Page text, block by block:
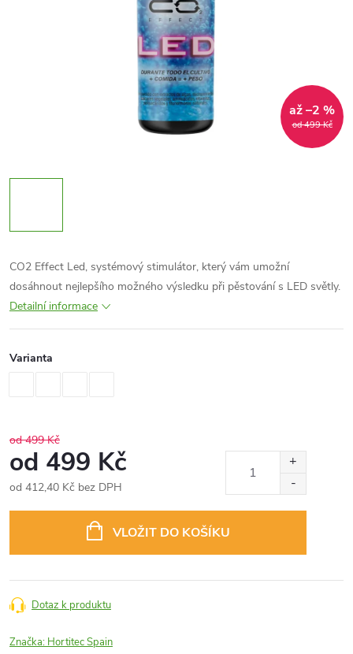
od 499 Kč
až –2 %
CO2 Effect Led, systémový stimulátor, který vám umožní
dosáhnout nejlepšího možného výsledku při pěstování s LED světly.
Detailní informace
Varianta
od 499 Kč
od 499 Kč
od 412,40 Kč bez DPH
VLOŽIT DO KOŠÍKU
Dotaz k produktu
Značka: Hortitec Spain